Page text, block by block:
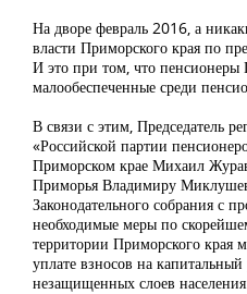
На дворе февраль 2016, а
власти Приморского края по
И это при том, что пенсионеры
малообеспеченные среди
В связи с этим, Председатель
«Российской партии
Приморском крае Михаил
Приморья Владимиру
Законодательного собрания с
необходимые меры по
территории Приморского края
уплате взносов на
незащищенных слоев